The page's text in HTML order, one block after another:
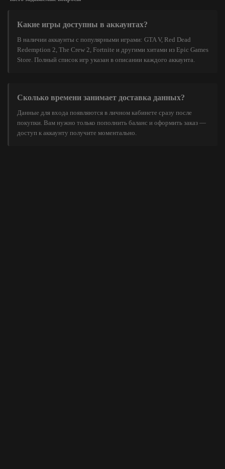
Какие игры доступны в аккаунтах?
В наличии аккаунты с популярными играми: GTA V, Red Dead
Redemption 2, The Crew 2, Fortnite и другими хитами из Epic Games
Store. Полный список игр указан в описании каждого аккаунта.
Сколько времени занимает доставка данных?
Данные для входа появляются в личном кабинете сразу после
покупки. Вам нужно только пополнить баланс и оформить заказ —
доступ к аккаунту получите моментально.